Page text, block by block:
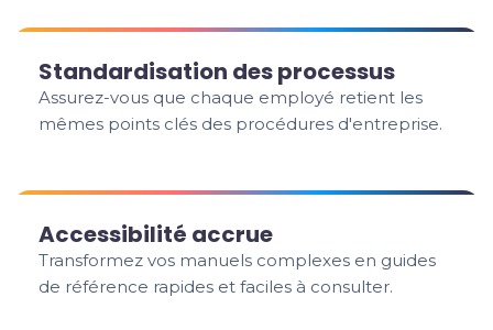
Standardisation des processus
Assurez-vous que chaque employé retient les
mêmes points clés des procédures d'entreprise.
Accessibilité accrue
Transformez vos manuels complexes en guides
de référence rapides et faciles à consulter.